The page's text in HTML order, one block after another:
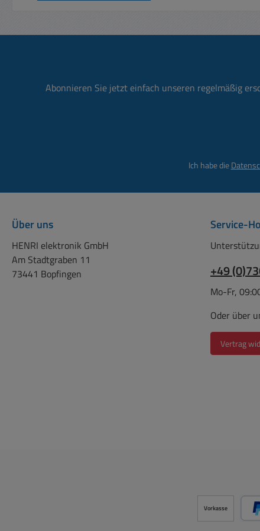
Abonnieren Sie jetzt einfach unseren regelmäßig
Ich habe die
Über uns
HENRI elektronik GmbH
Am Stadtgraben 11
73441 Bopfingen
Service-
+49
Mo-Fr,
Oder über
Vertrag
Vorkasse